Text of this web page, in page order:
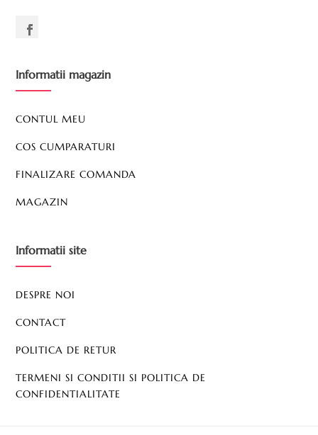
Informatii magazin
CONTUL MEU
COS CUMPARATURI
FINALIZARE COMANDA
MAGAZIN
Informatii site
DESPRE NOI
CONTACT
POLITICA DE RETUR
TERMENI SI CONDITII SI POLITICA DE
CONFIDENTIALITATE